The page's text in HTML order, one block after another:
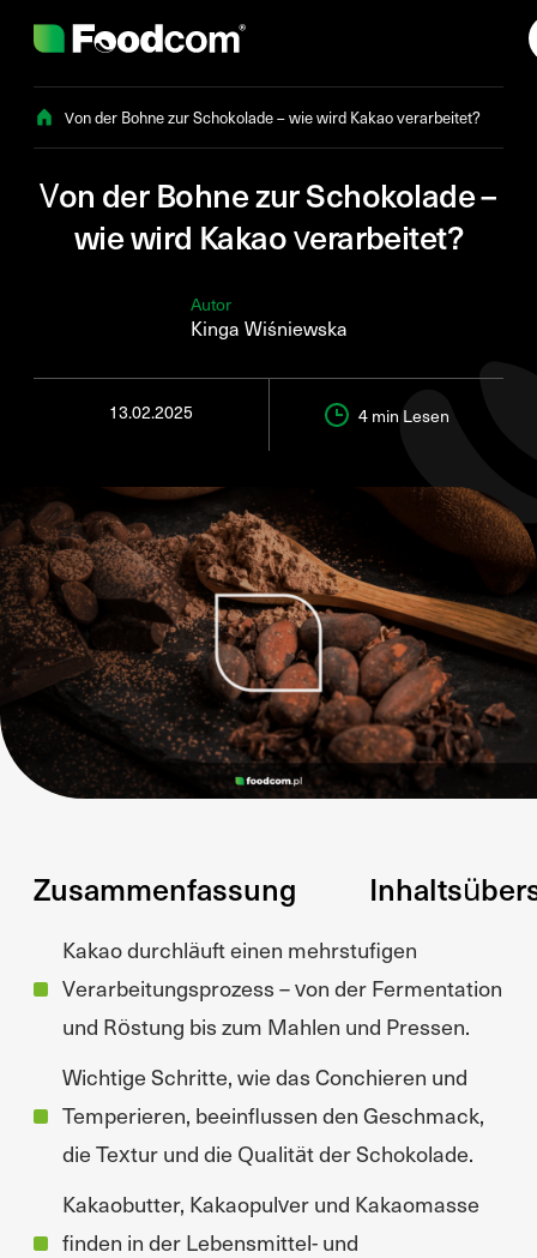
Von der Bohne zur Schokolade – wie wird Kakao verarbeitet?
Von der Bohne zur Schokolade –
wie wird Kakao verarbeitet?
Autor
Kinga Wiśniewska
13.02.2025 4 min Lesen
Zusammenfassung
Kakao durchläuft einen mehrstufigen
Verarbeitungsprozess – von der Fermentation
und Röstung bis zum Mahlen und Pressen.
Wichtige Schritte, wie das Conchieren und
Temperieren, beeinflussen den Geschmack,
die Textur und die Qualität der Schokolade.
Kakaobutter, Kakaopulver und Kakaomasse
finden in der Lebensmittel- und